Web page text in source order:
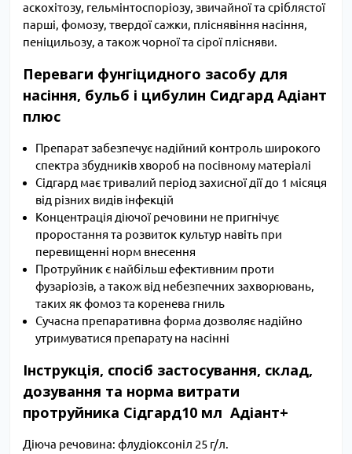
аскохітозу, гельмінтоспоріозу, звичайної та сріблястої
парші, фомозу, твердої сажки, пліснявіння насіння,
пеніцильозу, а також чорної та сірої плісняви.
Переваги фунгіцидного засобу для
насіння, бульб і цибулин Сидгард Адіант
плюс
Препарат забезпечує надійний контроль широкого
спектра збудників хвороб на посівному матеріалі
Сідгард має тривалий період захисної дії до 1 місяця
від різних видів інфекцій
Концентрація діючої речовини не пригнічує
проростання та розвиток культур навіть при
перевищенні норм внесення
Протруйник є найбільш ефективним проти
фузаріозів, а також від небезпечних захворювань,
таких як фомоз та коренева гниль
Сучасна препаративна форма дозволяє надійно
утримуватися препарату на насінні
Інструкція, спосіб застосування, склад,
дозування та норма витрати
протруйника Сідгард10 мл Адіант+
Діюча речовина: флудіоксоніл 25 г/л.